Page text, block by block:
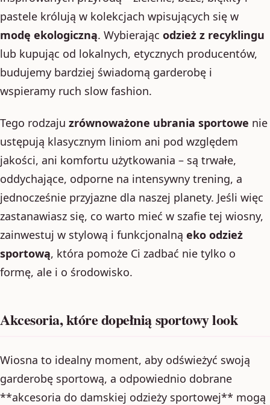
pastele królują w kolekcjach wpisujących się w
modę ekologiczną. Wybierając odzież z recyklingu
lub kupując od lokalnych, etycznych producentów,
budujemy bardziej świadomą garderobę i
wspieramy ruch slow fashion.
Tego rodzaju zrównoważone ubrania sportowe nie
ustępują klasycznym liniom ani pod względem
jakości, ani komfortu użytkowania – są trwałe,
oddychające, odporne na intensywny trening, a
jednocześnie przyjazne dla naszej planety. Jeśli więc
zastanawiasz się, co warto mieć w szafie tej wiosny,
zainwestuj w stylową i funkcjonalną eko odzież
sportową, która pomoże Ci zadbać nie tylko o
formę, ale i o środowisko.
Akcesoria, które dopełnią sportowy look
Wiosna to idealny moment, aby odświeżyć swoją
garderobę sportową, a odpowiednio dobrane
**akcesoria do damskiej odzieży sportowej** mogą